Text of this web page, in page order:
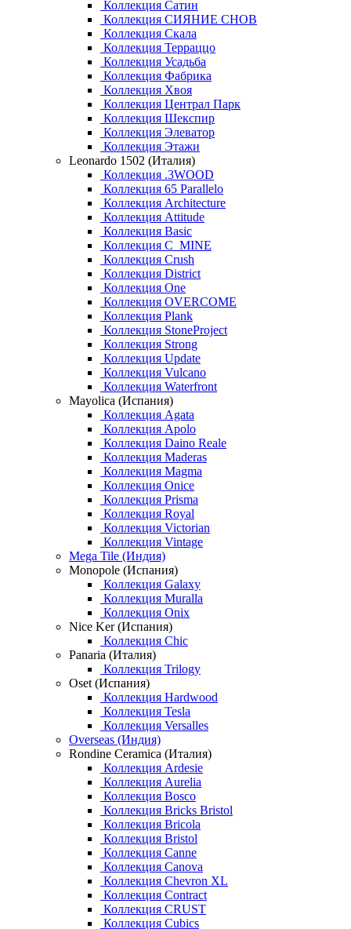
Коллекция Сатин
Коллекция СИЯНИЕ СНОВ
Коллекция Скала
Коллекция Терраццо
Коллекция Усадьба
Коллекция Фабрика
Коллекция Хвоя
Коллекция Централ Парк
Коллекция Шекспир
Коллекция Элеватор
Коллекция Этажи
Leonardo 1502 (Италия)
Коллекция .3WOOD
Коллекция 65 Parallelo
Коллекция Architecture
Коллекция Attitude
Коллекция Basic
Коллекция C_MINE
Коллекция Crush
Коллекция District
Коллекция One
Коллекция OVERCOME
Коллекция Plank
Коллекция StoneProject
Коллекция Strong
Коллекция Update
Коллекция Vulcano
Коллекция Waterfront
Mayolica (Испания)
Коллекция Agata
Коллекция Apolo
Коллекция Daino Reale
Коллекция Maderas
Коллекция Magma
Коллекция Onice
Коллекция Prisma
Коллекция Royal
Коллекция Victorian
Коллекция Vintage
Mega Tile (Индия)
Monopole (Испания)
Коллекция Galaxy
Коллекция Muralla
Коллекция Onix
Nice Ker (Испания)
Коллекция Chic
Panaria (Италия)
Коллекция Trilogy
Oset (Испания)
Коллекция Hardwood
Коллекция Tesla
Коллекция Versalles
Overseas (Индия)
Rondine Ceramica (Италия)
Коллекция Ardesie
Коллекция Aurelia
Коллекция Bosco
Коллекция Bricks Bristol
Коллекция Bricola
Коллекция Bristol
Коллекция Canne
Коллекция Canova
Коллекция Chevron XL
Коллекция Contract
Коллекция CRUST
Коллекция Cubics